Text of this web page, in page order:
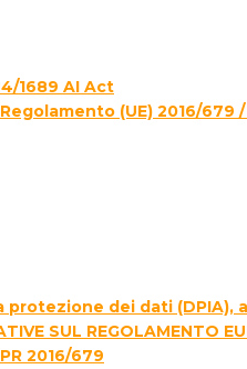
1689 AI Act
(UE) 2016/679 /
dei dati (DPIA),
SUL REGOLAMENTO
2016/679